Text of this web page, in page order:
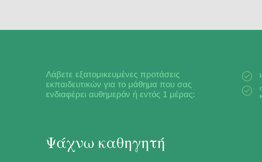
Λάβετε εξατομικευμένες προτάσεις
εκπαιδευτικών για το μάθημα που σας
ενδιαφέρει αυθημερόν ή εντός 1 μέρας:
Ψάχνω καθηγητή